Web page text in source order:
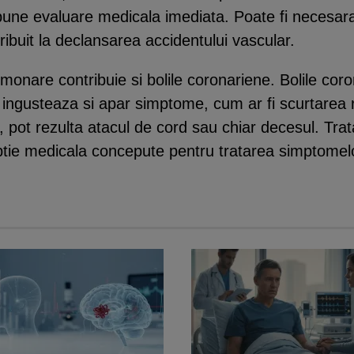
evaluare medicala imediata. Poate fi
la declansarea accidentului vascular.
contribuie si bolile coronariene. Bolile
si apar simptome, cum ar fi
rezulta atacul de cord sau chiar decesul.
medicala concepute pentru tratarea